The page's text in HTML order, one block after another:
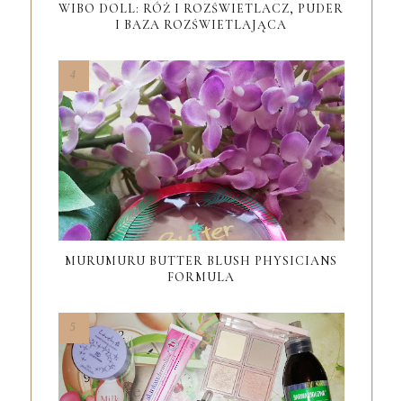
WIBO DOLL: RÓŻ I ROZŚWIETLACZ, PUDER
I BAZA ROZŚWIETLAJĄCA
MURUMURU BUTTER BLUSH PHYSICIANS
FORMULA